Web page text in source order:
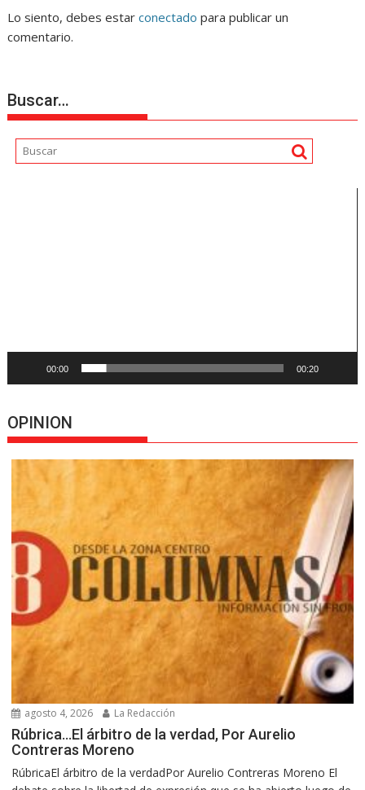
Lo siento, debes estarconectado para publicar un
comentario.
Buscar…
00:00 00:20
OPINION
agosto 4, 2026 La Redacción
Rúbrica…El árbitro de la verdad, Por Aurelio
Contreras Moreno
RúbricaEl árbitro de la verdadPor Aurelio Contreras Moreno El